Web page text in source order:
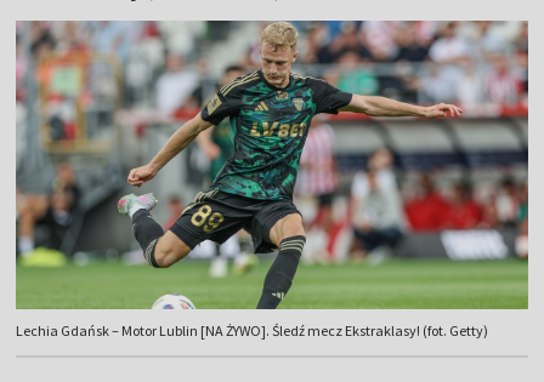
Lechia Gdańsk – Motor Lublin [NA ŻYWO]. Śledź mecz Ekstraklasy! (fot. Getty)